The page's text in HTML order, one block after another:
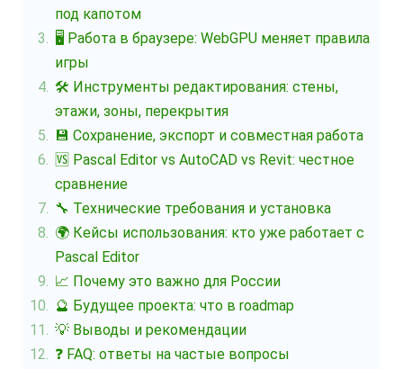
под капотом
🖥️ Работа в браузере: WebGPU меняет правила
игры
🛠️ Инструменты редактирования: стены,
этажи, зоны, перекрытия
💾 Сохранение, экспорт и совместная работа
🆚 Pascal Editor vs AutoCAD vs Revit: честное
сравнение
🔧 Технические требования и установка
🌍 Кейсы использования: кто уже работает с
Pascal Editor
📈 Почему это важно для России
🔮 Будущее проекта: что в roadmap
💡 Выводы и рекомендации
❓ FAQ: ответы на частые вопросы